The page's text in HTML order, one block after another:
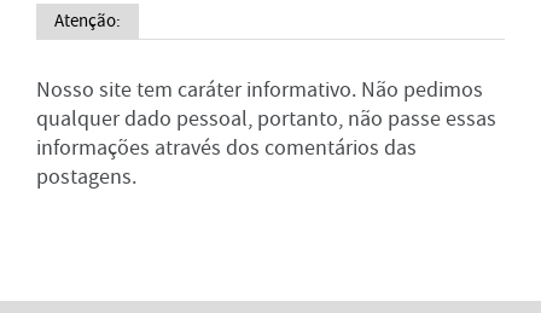
Atenção:
Nosso site tem caráter informativo. Não pedimos
qualquer dado pessoal, portanto, não passe essas
informações através dos comentários das
postagens.